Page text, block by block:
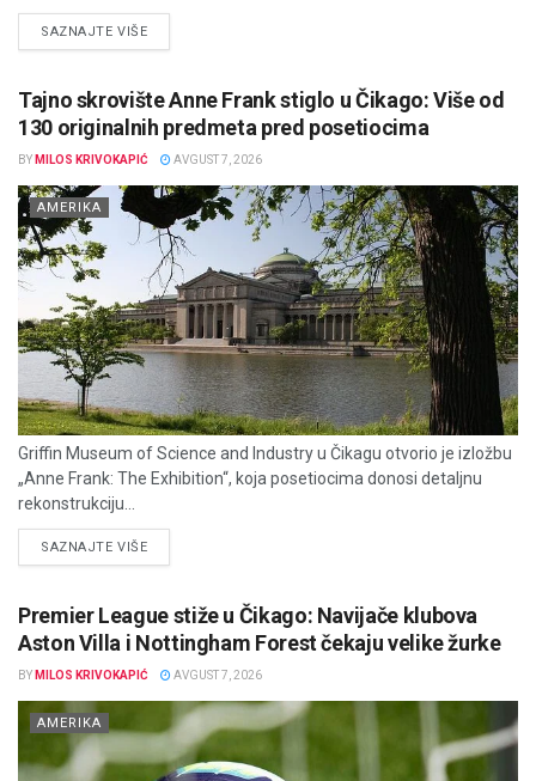
SAZNAJTE VIŠEDETAILS
Tajno skrovište Anne Frank stiglo u Čikago: Više od
130 originalnih predmeta pred posetiocima
BY MILOS KRIVOKAPIĆ AVGUST 7, 2026
AMERIKA
Griffin Museum of Science and Industry u Čikagu otvorio je izložbu
„Anne Frank: The Exhibition“, koja posetiocima donosi detaljnu
rekonstrukciju...
SAZNAJTE VIŠEDETAILS
Premier League stiže u Čikago: Navijače klubova
Aston Villa i Nottingham Forest čekaju velike žurke
BY MILOS KRIVOKAPIĆ AVGUST 7, 2026
AMERIKA